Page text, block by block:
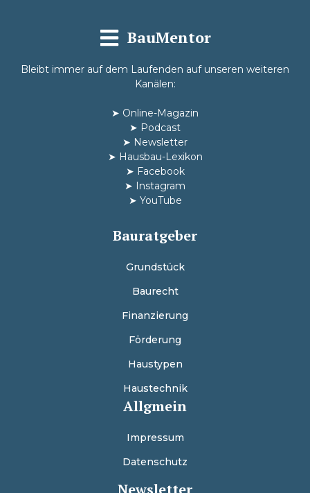
BauMentor
Bleibt immer auf dem Laufenden auf unseren weiteren
Kanälen:
➤ Online-Magazin
➤ Podcast
➤ Newsletter
➤ Hausbau-Lexikon
➤ Facebook
➤ Instagram
➤ YouTube
Bauratgeber
Grundstück
Baurecht
Finanzierung
Förderung
Haustypen
Haustechnik
Allgmein
Impressum
Datenschutz
Newsletter